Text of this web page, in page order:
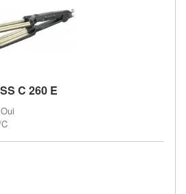
C 260 E